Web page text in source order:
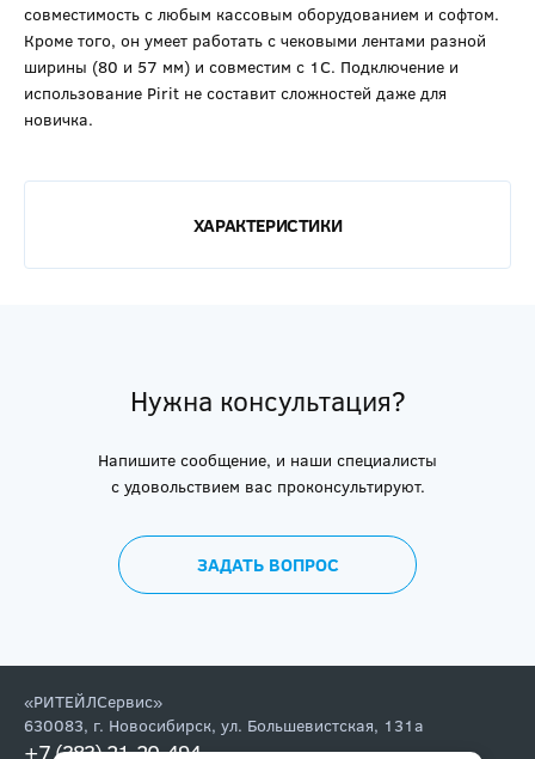
совместимость с любым кассовым оборудованием и софтом.
Кроме того, он умеет работать с чековыми лентами разной
ширины (80 и 57 мм) и совместим с 1С. Подключение и
использование Pirit не составит сложностей даже для
новичка.
ХАРАКТЕРИСТИКИ
Нужна консультация?
Напишите сообщение, и наши специалисты
с удовольствием вас проконсультируют.
ЗАДАТЬ ВОПРОС
«РИТЕЙЛСервис»
630083, г. Новосибирск, ул. Большевистская, 131а
+7 (383) 21-20-494,